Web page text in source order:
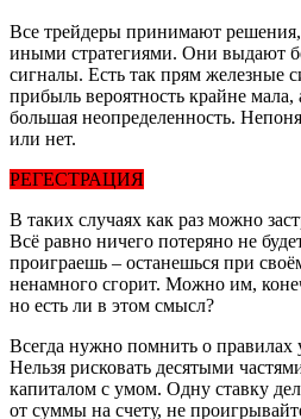
Все трейдеры принимают решения,
иными стратегиями. Они выдают
сигналы. Есть так прям железные
прибыль вероятность крайне мала,
большая неопределенность.
или нет.
РЕГЕСТРАЦИЯ
В таких случаях как раз можно
Всё равно ничего потеряно не
проиграешь – останешься при
ненамного сгорит. Можно им,
но есть ли в этом смысл?
Всегда нужно помнить о правилах
Нельзя рисковать десятыми
капиталом с умом. Одну ставку
от суммы на счету, не